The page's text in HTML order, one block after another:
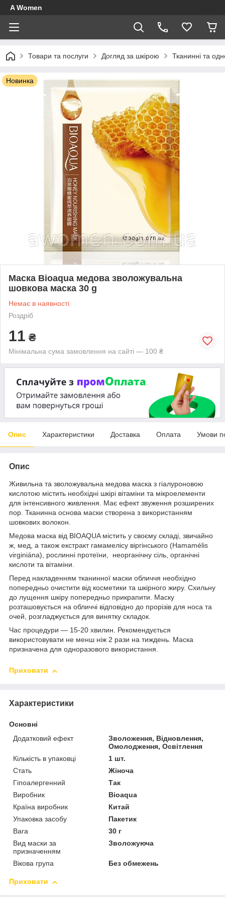
A Women
Товари та послуги Догляд за шкірою Тканинні та
Новинка
Маска Bioaqua медова зволожувальна
шовкова маска 30 g
Немає в наявності
Роздріб
11 ₴
Мінімальна сума замовлення на сайті — 100 ₴
Опис Характеристики Доставка Оплата Умови
Опис
Живильна та зволожувальна медова маска з гіалуроновою
кислотою містить необхідні шкірі вітаміни та мікроелементи
для інтенсивного живлення. Має ефект звуження розширених
пор. Тканинна основа маски створена з використанням
шовкових волокон.
Медова маска від BIOAQUA містить у своєму складі, звичайно
ж, мед, а також екстракт гамамелісу віргінського (Hamamélis
virginiána), рослинні протеїни, неорганічну сіль, органічні
кислоти та вітаміни.
Перед накладенням тканинної маски обличчя необхідно
попередньо очистити від косметики та шкірного жиру. Схильну
до лущення шкіру попередньо прикрапити. Маску
розташовується на обличчі відповідно до прорізів для носа та
очей, розгладжується для винятку складок.
Час процедури — 15-20 хвилин. Рекомендується
використовувати не менш ніж 2 рази на тиждень. Маска
призначена для одноразового використання.
Приховати
Характеристики
Основні
Додатковий ефект
Зволоження, Відновлення,
Омолодження, Освітлення
Кількість в упаковці
1 шт.
Стать
Жіноча
Гіпоалергенний
Так
Виробник
Bioaqua
Країна виробник
Китай
Упаковка засобу
Пакетик
Вага
30 г
Вид маски за
призначенням
Зволожуюча
Вікова група Без обмежень
Приховати